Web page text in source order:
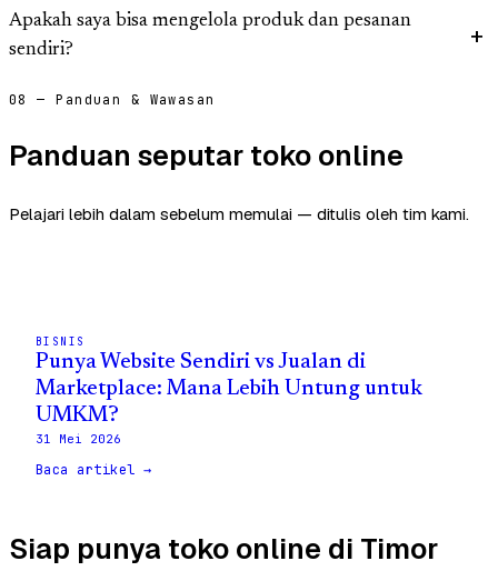
Apakah saya bisa mengelola produk dan pesanan
sendiri?
08 — Panduan & Wawasan
Panduan seputar toko online
Pelajari lebih dalam sebelum memulai — ditulis oleh tim kami.
BISNIS
Punya Website Sendiri vs Jualan di
Marketplace: Mana Lebih Untung untuk
UMKM?
31 Mei 2026
Baca artikel →
Siap punya toko online di Timor